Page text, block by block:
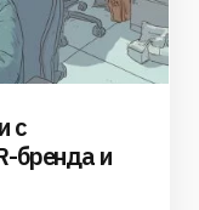
с
бренда и